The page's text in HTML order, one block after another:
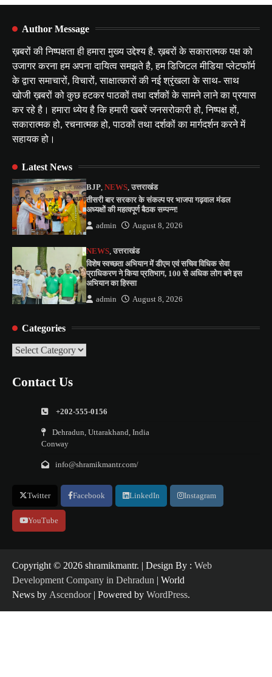
Author Message
ख़बरों की निष्पक्षता ही हमारा मुख्य उद्देश्य है. ख़बरों के सकारात्मक पक्ष को
उजागर करना हम अपना दायित्व समझते है, हम डिजिटल मीडिया प्लेटफॉर्म
के द्वारा समाचारों, विचारों, साक्षात्कारों की नई श्रृंखला के साथ- साथ
खोजी ख़बरों को कुछ हटकर पाठकों तथा दर्शकों के सामने लाने का प्रयास
कर रहे है। हमारा ध्येय है कि हमारी खबरें जनसरोकारी हो, निष्पक्ष हों,
सकारात्मक हो, रचनात्मक हो, पाठकों तथा दर्शकों का मार्गदर्शन करने में
सहायक हो।
Latest News
BJP,NEWS,उत्तराखंड
तीसरी बार सरकार के संकल्प पर भाजपा गढ़वाल मंडल
अध्यक्षों की महत्वपूर्ण बैठक सम्पन्न!
admin August 8, 2026
NEWS ,उत्तराखंड
विशेष स्वच्छता अभियान में डीएम एवं सचिव विधिक सेवा
प्राधिकरण ने किया प्रतिभाग, 100 से अधिक लोग बने इस
अभियान का हिस्सा
admin August 8, 2026
Categories
Categories
Contact Us
+202-555-0156
Dehradun, Uttarakhand, India
Conway
info@shramikmantr.com/
Twitter Facebook LinkedIn Instagram
YouTube
Copyright ©️ 2026 shramikmantr. | Design By : Web
Development Company in Dehradun | World
News by Ascendoor| Powered by WordPress.